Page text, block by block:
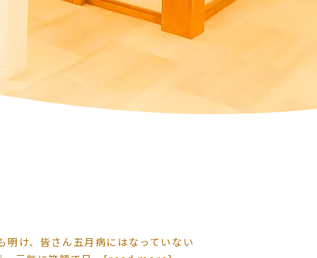
明け、皆さん五月病にはなっていない